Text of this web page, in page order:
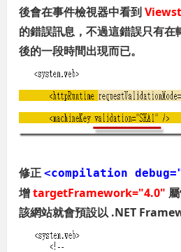
後會在事件檢視器中看到
的錯誤訊息，不過這錯誤只有在
後的一段時間出現而已。
修正<compilation
增targetFramework="4.0"
該網站就會預設以 .NET